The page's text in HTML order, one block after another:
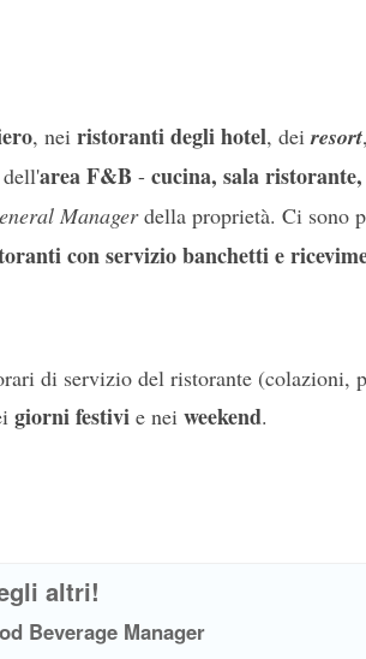
, nei ristoranti degli hotel, deiresort
area F&B - cucina, sala
Managerdella proprietà. Ci sono
con servizio banchetti e
di servizio del ristorante (colazioni,
giorni festivie nei weekend.
altri!
Beverage Manager